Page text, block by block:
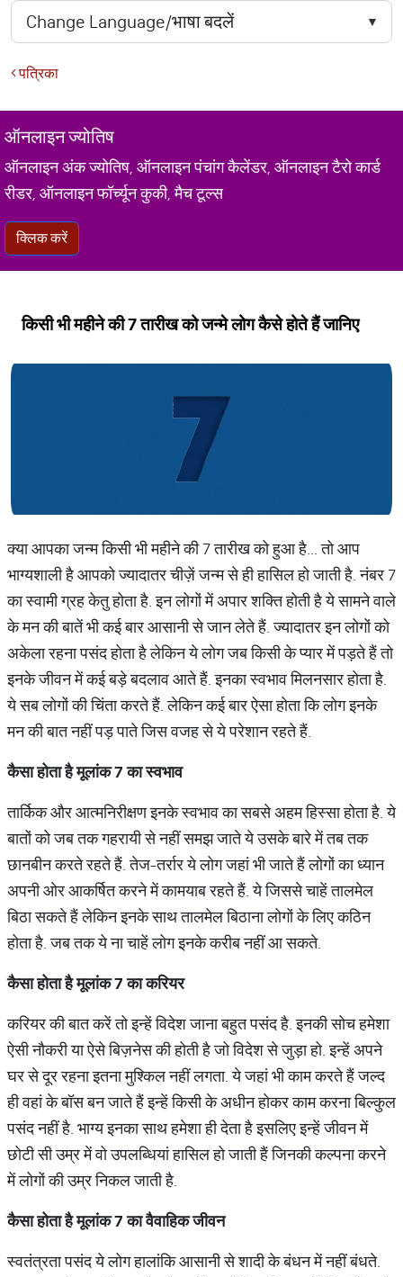
पत्रिका
ऑनलाइन ज्योतिष
ऑनलाइन अंक ज्योतिष, ऑनलाइन पंचांग कैलेंडर, ऑनलाइन टैरो कार्ड
रीडर, ऑनलाइन फॉर्च्यून कुकी, मैच टूल्स
क्लिक करें
किसी भी महीने की 7 तारीख को जन्मे लोग कैसे होते हैं जानिए
क्या आपका जन्म किसी भी महीने की 7 तारीख को हुआ है... तो आप
भाग्यशाली है आपको ज्यादातर चीज़ें जन्म से ही हासिल हो जाती है. नंबर 7
का स्वामी ग्रह केतु होता है. इन लोगों में अपार शक्ति होती है ये सामने वाले
के मन की बातें भी कई बार आसानी से जान लेते हैं. ज्यादातर इन लोगों को
अकेला रहना पसंद होता है लेकिन ये लोग जब किसी के प्यार में पड़ते हैं तो
इनके जीवन में कई बड़े बदलाव आते हैं. इनका स्वभाव मिलनसार होता है.
ये सब लोगों की चिंता करते हैं. लेकिन कई बार ऐसा होता कि लोग इनके
मन की बात नहीं पड़ पाते जिस वजह से ये परेशान रहते हैं.
कैसाहोताहैमूलांक7कास्वभाव
तार्किक और आत्मनिरीक्षण इनके स्वभाव का सबसे अहम हिस्सा होता है. ये
बातों को जब तक गहरायी से नहीं समझ जाते ये उसके बारे में तब तक
छानबीन करते रहते हैं. तेज-तर्रार ये लोग जहां भी जाते हैं लोगों का ध्यान
अपनी ओर आकर्षित करने में कामयाब रहते हैं. ये जिससे चाहें तालमेल
बिठा सकते हैं लेकिन इनके साथ तालमेल बिठाना लोगों के लिए कठिन
होता है. जब तक ये ना चाहें लोग इनके करीब नहीं आ सकते.
कैसाहोताहैमूलांक7काकरियर
करियर की बात करें तो इन्हें विदेश जाना बहुत पसंद है. इनकी सोच हमेशा
ऐसी नौकरी या ऐसे बिज़नेस की होती है जो विदेश से जुड़ा हो. इन्हें अपने
घर से दूर रहना इतना मुश्किल नहीं लगता. ये जहां भी काम करते हैं जल्द
ही वहां के बॉस बन जाते हैं इन्हें किसी के अधीन होकर काम करना बिल्कुल
पसंद नहीं है. भाग्य इनका साथ हमेशा ही देता है इसलिए इन्हें जीवन में
छोटी सी उम्र में वो उपलब्धियां हासिल हो जाती हैं जिनकी कल्पना करने
में लोगों की उम्र निकल जाती है.
कैसाहोताहैमूलांक7कावैवाहिकजीवन
स्वतंत्रता पसंद ये लोग हालांकि आसानी से शादी के बंधन में नहीं बंधते.